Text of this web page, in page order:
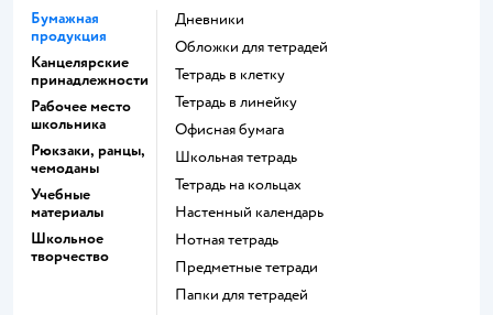
Бумажная
продукция
Канцелярские
принадлежности
Рабочее место
школьника
Рюкзаки, ранцы,
чемоданы
Учебные
материалы
Школьное
творчество
Дневники
Обложки для тетрадей
Тетрадь в клетку
Тетрадь в линейку
Офисная бумага
Школьная тетрадь
Тетрадь на кольцах
Настенный календарь
Нотная тетрадь
Предметные тетради
Папки для тетрадей